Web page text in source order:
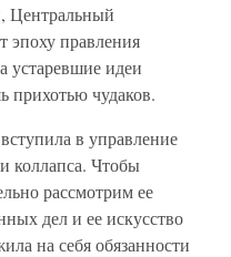
Центральный
эпоху правления
устаревшие идеи
прихотью чудаков.
в управление
коллапса. Чтобы
рассмотрим ее
дел и ее искусство
на себя обязанности